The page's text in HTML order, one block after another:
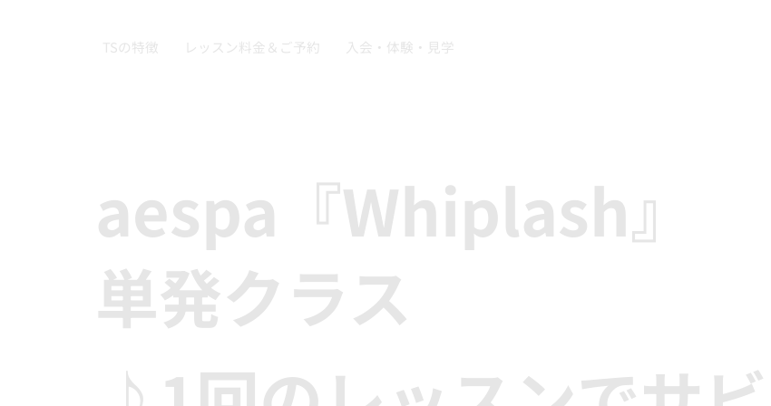
TSの特徴 レッスン料金＆ご予約 入会・体験・見学
aespa『Whiplash』
単発クラス